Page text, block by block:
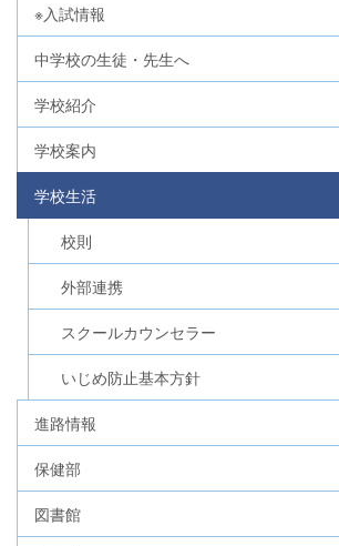
※入試情報
中学校の生徒・先生へ
学校紹介
学校案内
学校生活
校則
外部連携
スクールカウンセラー
いじめ防止基本方針
進路情報
保健部
図書館